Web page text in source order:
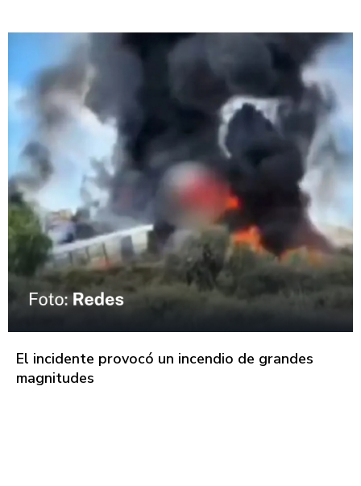
El incidente provocó un incendio de grandes
magnitudes